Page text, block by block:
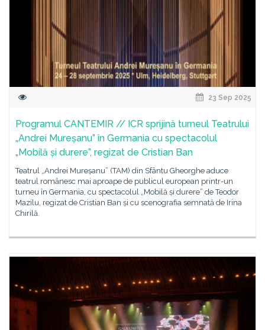
23 Sep 2025
Programul CANTEMIR // ICR sprijină turneul Teatrului
„Andrei Mureșanu” în Germania cu spectacolul
„Mobilă și durere”, regizat de Cristian Ban
Teatrul „Andrei Mureșanu” (TAM) din Sfântu Gheorghe aduce
teatrul românesc mai aproape de publicul european printr-un
turneu în Germania, cu spectacolul „Mobilă și durere” de Teodor
Mazilu, regizat de Cristian Ban și cu scenografia semnată de Irina
Chirilă.